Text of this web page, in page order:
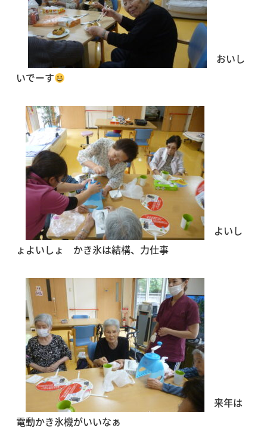
おいし
いでーす
よいし
ょよいしょ かき氷は結構、力仕事
来年は
電動かき氷機がいいなぁ